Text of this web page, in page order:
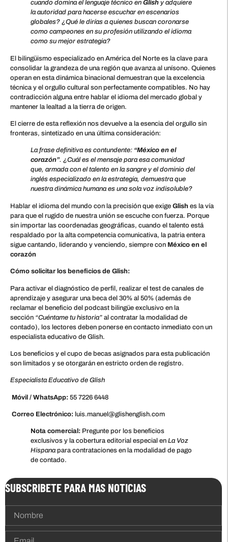
cuando domina el lenguaje técnico en Glish y adquiere
la autoridad para hacerse escuchar en escenarios
globales? ¿Qué le dirías a quienes buscan coronarse
como campeones en su profesión utilizando el idioma
como su mejor estrategia?
El bilingüismo especializado en América del Norte es la clave para
consolidar la grandeza de una región que avanza al unísono. Quienes
operan en esta dinámica binacional demuestran que la excelencia
técnica y el orgullo cultural son perfectamente compatibles. No hay
contradicción alguna entre hablar el idioma del mercado global y
mantener la lealtad a la tierra de origen.
El cierre de esta reflexión nos devuelve a la esencia del orgullo sin
fronteras, sintetizado en una última consideración:
La frase definitiva es contundente: “México en el
corazón”. ¿Cuál es el mensaje para esa comunidad
que, armada con el talento en la sangre y el dominio del
inglés especializado en la estrategia, demuestra que
nuestra dinámica humana es una sola voz indisoluble?
Hablar el idioma del mundo con la precisión que exige Glish es la vía
para que el rugido de nuestra unión se escuche con fuerza. Porque
sin importar las coordenadas geográficas, cuando el talento está
respaldado por la alta competencia comunicativa, la patria entera
sigue cantando, liderando y venciendo, siempre con México en el
corazón
Cómo solicitar los beneficios de Glish:
Para activar el diagnóstico de perfil, realizar el test de canales de
aprendizaje y asegurar una beca del 30% al 50% (además de
reclamar el beneficio del podcast bilingüe exclusivo en la
sección “Cuéntame tu historia” al contratar la modalidad de
contado), los lectores deben ponerse en contacto inmediato con un
especialista educativo de Glish.
Los beneficios y el cupo de becas asignados para esta publicación
son limitados y se otorgarán en estricto orden de registro.
Especialista Educativo de Glish
Móvil / WhatsApp: 55 7226 6448
Correo Electrónico: luis.manuel@glishenglish.com
Nota comercial: Pregunte por los beneficios
exclusivos y la cobertura editorial especial en La Voz
Hispana para contrataciones en la modalidad de pago
de contado.
SUBSCRIBETE PARA MAS NOTICIAS